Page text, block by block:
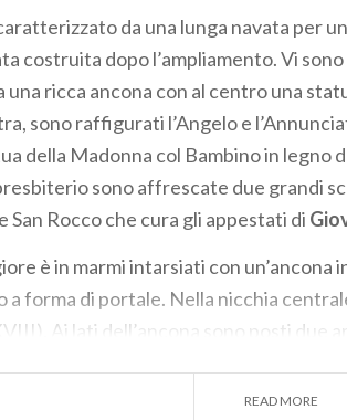
da una lunga navata per
costruita dopo l’ampliamento. Vi
una ricca ancona con al centro una
sono raffigurati l’Angeloe l’
della Madonna col Bambinoin legno
sono affrescate due grandi
eSan Rocco che cura gli appestati di
è in marmi intarsiati con
a forma di portale. Nella nicchia
Ai lati dell’ancona sono posti due
di destra è collocato il pulpito in
READ MORE